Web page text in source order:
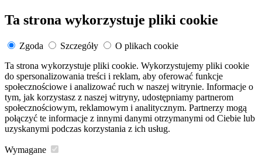
Ta strona wykorzystuje pliki cookie
Zgoda Szczegóły
O plikach cookie
Ta strona wykorzystuje pliki cookie. Wykorzystujemy pliki cookie
do spersonalizowania treści i reklam, aby oferować funkcje
społecznościowe i analizować ruch w naszej witrynie. Informacje o
tym, jak korzystasz z naszej witryny, udostępniamy partnerom
społecznościowym, reklamowym i analitycznym. Partnerzy mogą
połączyć te informacje z innymi danymi otrzymanymi od Ciebie lub
uzyskanymi podczas korzystania z ich usług.
Wymagane